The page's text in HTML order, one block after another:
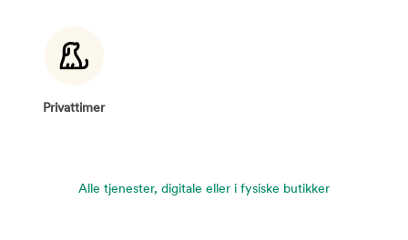
Privattimer
Alle tjenester, digitale eller i fysiske butikker